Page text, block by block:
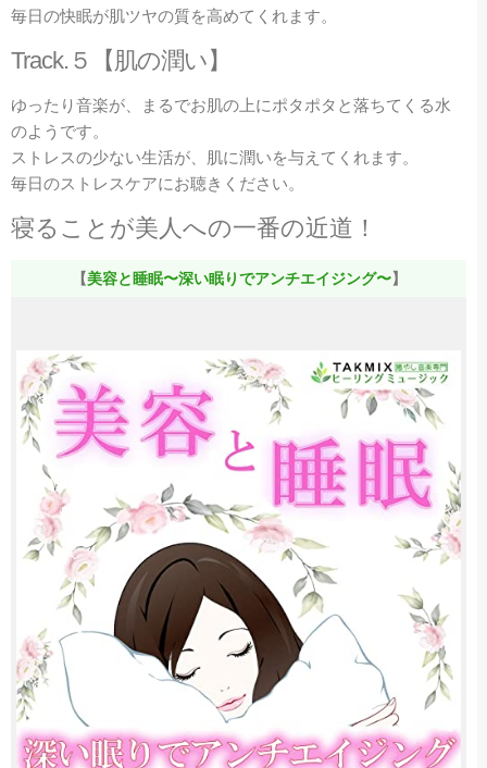
毎日の快眠が肌ツヤの質を高めてくれます。
Track.５【肌の潤い】
ゆったり音楽が、まるでお肌の上にポタポタと落ちてくる水
のようです。
ストレスの少ない生活が、肌に潤いを与えてくれます。
毎日のストレスケアにお聴きください。
寝ることが美人への一番の近道！
【美容と睡眠〜深い眠りでアンチエイジング〜】